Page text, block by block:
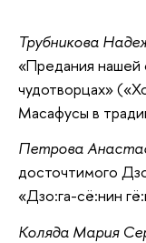
Трубникова
«Предания
чудотворцах»
Масафусы в
Петрова
досточтимого
«Дзо:га-сё:нин
Коляда Мария